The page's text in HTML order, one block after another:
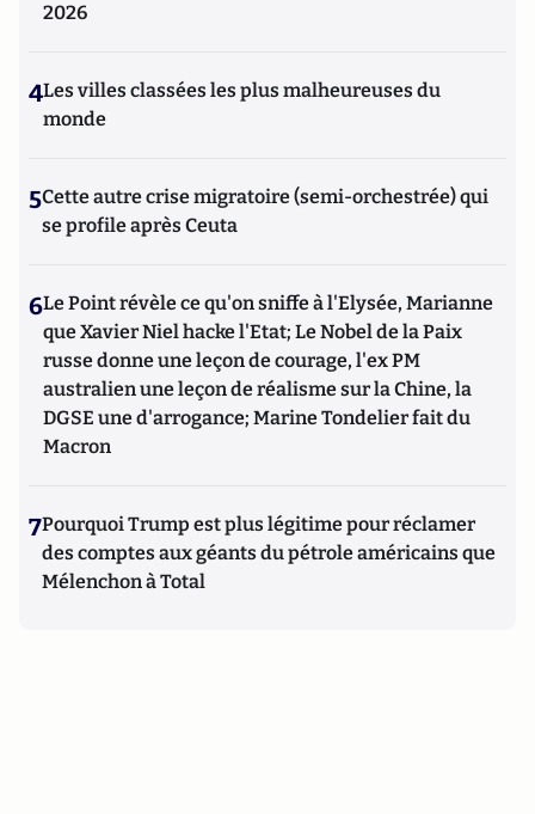
2026
4Les villes classées les plus malheureuses du
monde
5Cette autre crise migratoire (semi-orchestrée) qui
se profile après Ceuta
6Le Point révèle ce qu'on sniffe à l'Elysée, Marianne
que Xavier Niel hacke l'Etat; Le Nobel de la Paix
russe donne une leçon de courage, l'ex PM
australien une leçon de réalisme sur la Chine, la
DGSE une d'arrogance; Marine Tondelier fait du
Macron
7Pourquoi Trump est plus légitime pour réclamer
des comptes aux géants du pétrole américains que
Mélenchon à Total